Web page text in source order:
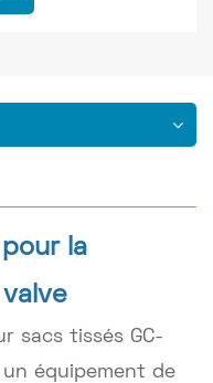
la
sacs tissés GC-
équipement de